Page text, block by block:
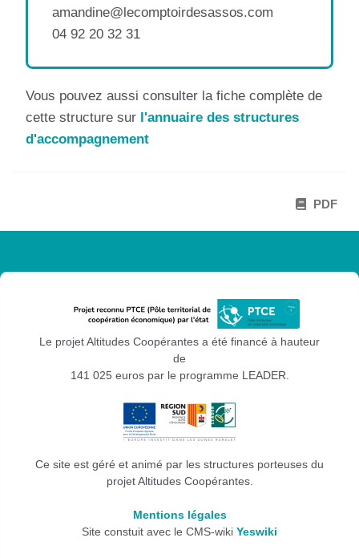
amandine@lecomptoirdesassos.com
04 92 20 32 31
Vous pouvez aussi consulter la fiche complète de
cette structure sur l'annuaire des structures
d'accompagnement
PDF
Le projet Altitudes Coopérantes a été financé à hauteur
de
141 025 euros par le programme LEADER.
Ce site est géré et animé par les structures porteuses du
projet Altitudes Coopérantes.
Mentions légales
Site constuit avec le CMS-wiki Yeswiki